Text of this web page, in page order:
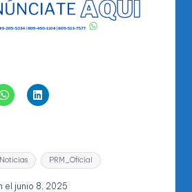
Noticias PRM_Oficial
el junio 8, 2025